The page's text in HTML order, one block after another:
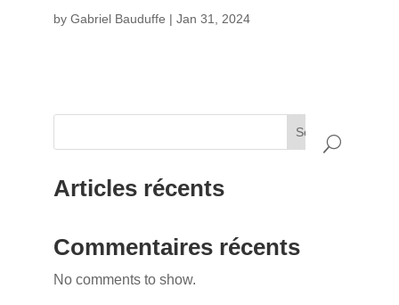
by Gabriel Bauduffe | Jan 31, 2024
Search
Articles récents
Commentaires récents
No comments to show.